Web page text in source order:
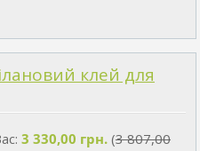
клей для
3 330,00 грн.(3 807,00